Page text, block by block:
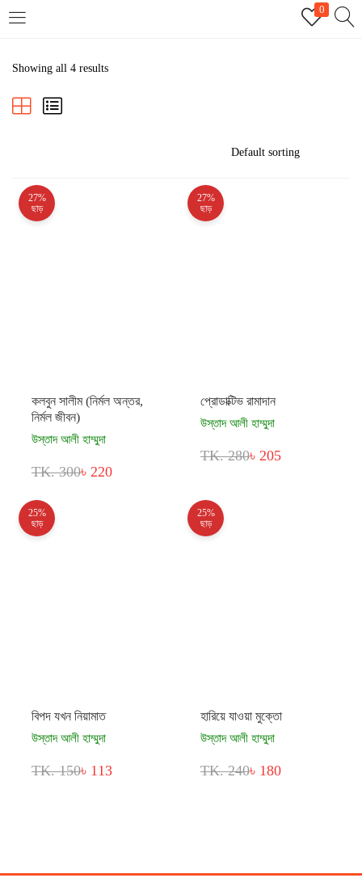
0
REGISTER
Showing all 4 results
27%
ছাড়
কলবুন সালীম (নির্মল অন্তর,
নির্মল জীবন)
উস্তাদ আলী হাম্মুদা
TK. 300৳ 220
27%
ছাড়
প্রোডাক্টিভ রামাদান
উস্তাদ আলী হাম্মুদা
TK. 280৳ 205
25%
ছাড়
বিপদ যখন নিয়ামাত
উস্তাদ আলী হাম্মুদা
TK. 150৳ 113
25%
ছাড়
হারিয়ে যাওয়া মুক্তো
উস্তাদ আলী হাম্মুদা
TK. 240৳ 180